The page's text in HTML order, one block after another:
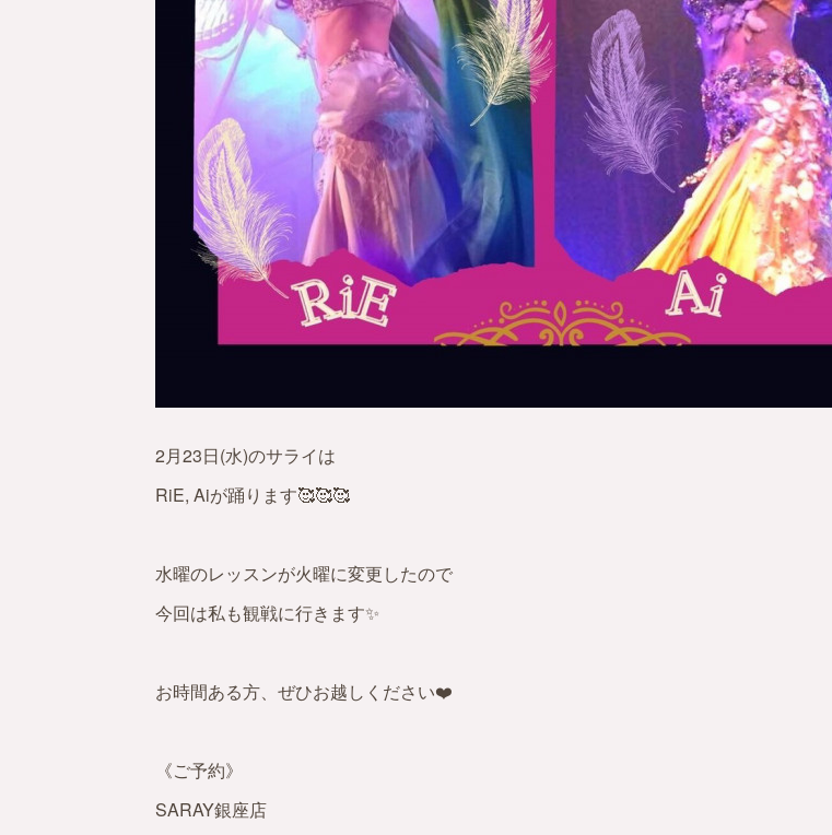
2月23日(水)のサライは
RiE, Aiが踊ります🥰🥰🥰
水曜のレッスンが火曜に変更したので
今回は私も観戦に行きます✨
お時間ある方、ぜひお越しください❤️
《ご予約》
SARAY銀座店